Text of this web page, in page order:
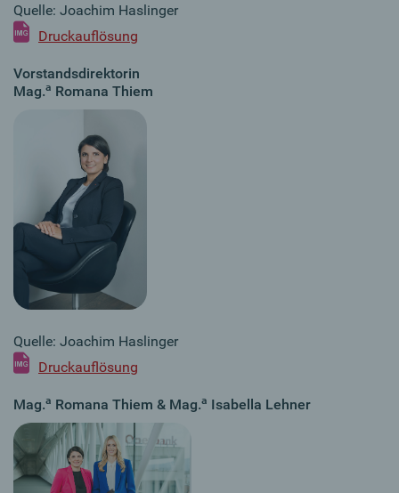
Quelle: Joachim Haslinger
Druckauflösung
Vorstandsdirektorin
Mag.a Romana Thiem
Quelle: Joachim Haslinger
Druckauflösung
Mag.a Romana Thiem & Mag.a Isabella Lehner